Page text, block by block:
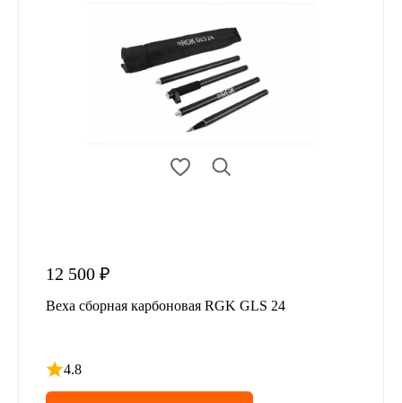
12 500 ₽
Веха сборная карбоновая RGK GLS 24
4.8
Рейтинг 4.8 из 5